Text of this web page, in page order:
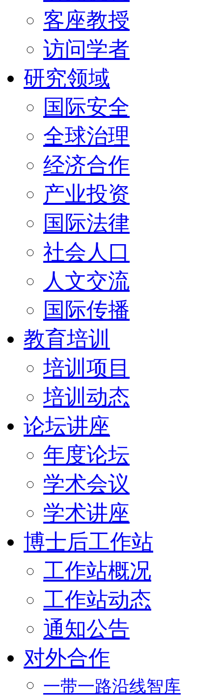
客座教授
访问学者
研究领域
国际安全
全球治理
经济合作
产业投资
国际法律
社会人口
人文交流
国际传播
教育培训
培训项目
培训动态
论坛讲座
年度论坛
学术会议
学术讲座
博士后工作站
工作站概况
工作站动态
通知公告
对外合作
一带一路沿线智库